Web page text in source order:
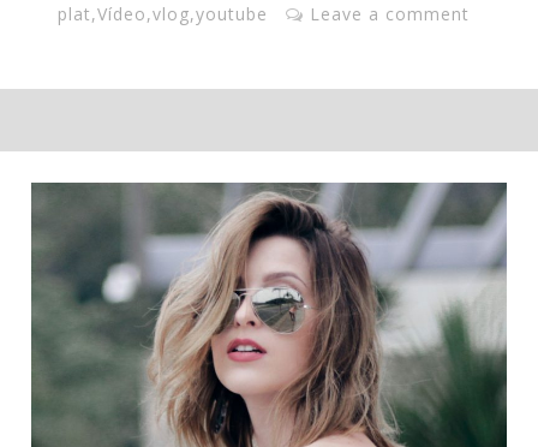
plat,Vídeo,vlog,youtube Leave a comment